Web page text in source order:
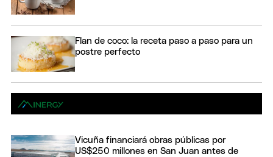
Flan de coco: la receta paso a paso para un
postre perfecto
Vicuña financiará obras públicas por
US$250 millones en San Juan antes de